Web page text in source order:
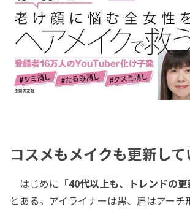
コスメもメイクも更新して
はじめに 「40代以上も、トレンドの更
とある。アイライナーは黒、眉はアーチ